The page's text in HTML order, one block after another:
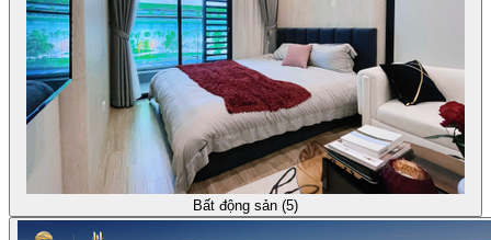
Bất động sản (5)